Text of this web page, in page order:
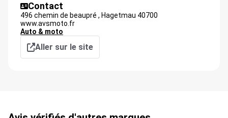
Contact
496 chemin de beaupré , Hagetmau 40700
www.avsmoto.fr
Auto & moto
Aller sur le site